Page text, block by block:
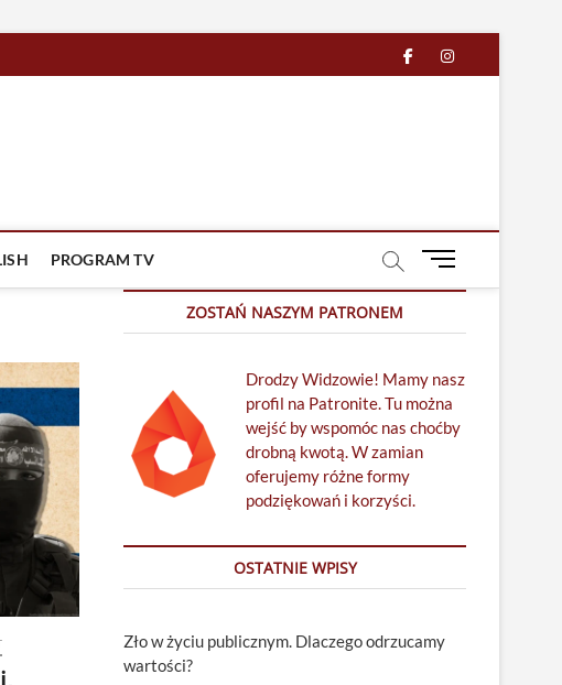
facebook
in
PROGRAM TV
M
u
u
t
t
ZOSTAŃ NASZYM PATRONEM
Drodzy Widzowie! Mamy nasz
profil na Patronite. Tu można
wejść by wspomóc nas choćby
drobną kwotą. W zamian
oferujemy różne formy
podziękowań i korzyści.
OSTATNIE WPISY
Zło w życiu publicznym. Dlaczego odrzucamy
wartości?